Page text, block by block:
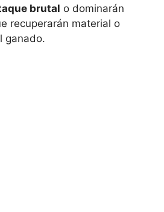
brutal o dominarán
recuperarán material o
ganado.